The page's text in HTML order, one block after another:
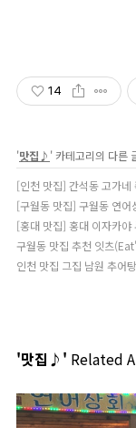
14
'맛집♪ ' 카테고리의 다른
[인천 맛집] 간석동 고가네
[구월동 맛집] 구월동 연어
[홍대 맛집] 홍대 이자카야
구월동 맛집 추천 잇츠
인천 맛집 그집 남원 추어탕
'맛집♪' Related